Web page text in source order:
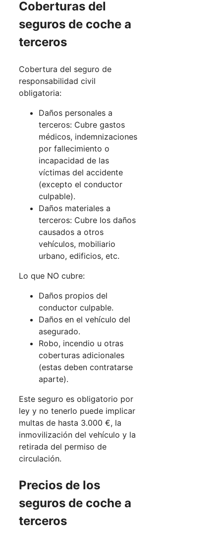
Coberturas del
seguros de coche a
terceros
Cobertura del seguro de
responsabilidad civil
obligatoria:
Daños personales a
terceros: Cubre gastos
médicos, indemnizaciones
por fallecimiento o
incapacidad de las
víctimas del accidente
(excepto el conductor
culpable).
Daños materiales a
terceros: Cubre los daños
causados a otros
vehículos, mobiliario
urbano, edificios, etc.
Lo que NO cubre:
Daños propios del
conductor culpable.
Daños en el vehículo del
asegurado.
Robo, incendio u otras
coberturas adicionales
(estas deben contratarse
aparte).
Este seguro es obligatorio por
ley y no tenerlo puede implicar
multas de hasta 3.000 €, la
inmovilización del vehículo y la
retirada del permiso de
circulación.
Precios de los
seguros de coche a
terceros